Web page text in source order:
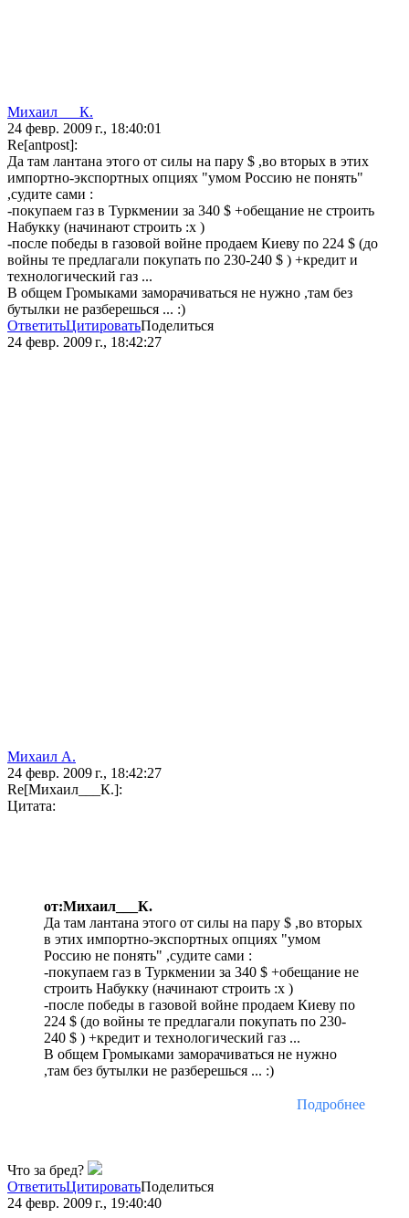
Михаил___К.
24 февр. 2009 г., 18:40:01
Re[antpost]:
Да там лантана этого от силы на пару $ ,во вторых в этих
импортно-экспортных опциях "умом Россию не понять"
,судите сами :
-покупаем газ в Туркмении за 340 $ +обещание не строить
Набукку (начинают строить :x )
-после победы в газовой войне продаем Киеву по 224 $ (до
войны те предлагали покупать по 230-240 $ ) +кредит и
технологический газ ...
В общем Громыками заморачиваться не нужно ,там без
бутылки не разберешься ... :)
ОтветитьЦитироватьПоделиться
24 февр. 2009 г., 18:42:27
Михаил А.
24 февр. 2009 г., 18:42:27
Re[Михаил___К.]:
Цитата:
от:Михаил___К.
Да там лантана этого от силы на пару $ ,во вторых
в этих импортно-экспортных опциях "умом
Россию не понять" ,судите сами :
-покупаем газ в Туркмении за 340 $ +обещание не
строить Набукку (начинают строить :x )
-после победы в газовой войне продаем Киеву по
224 $ (до войны те предлагали покупать по 230-
240 $ ) +кредит и технологический газ ...
В общем Громыками заморачиваться не нужно
,там без бутылки не разберешься ... :)
Подробнее
Что за бред?
ОтветитьЦитироватьПоделиться
24 февр. 2009 г., 19:40:40